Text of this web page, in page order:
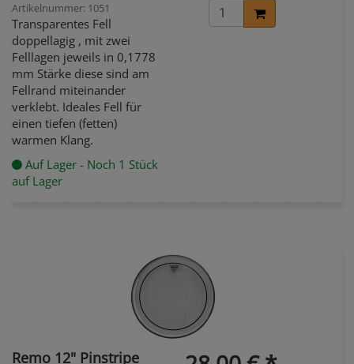
Artikelnummer: 1051
Transparentes Fell
doppellagig , mit zwei
Felllagen jeweils in 0,1778
mm Stärke diese sind am
Fellrand miteinander
verklebt. Ideales Fell für
einen tiefen (fetten)
warmen Klang.
Auf Lager - Noch 1 Stück
auf Lager
Remo 12" Pinstripe